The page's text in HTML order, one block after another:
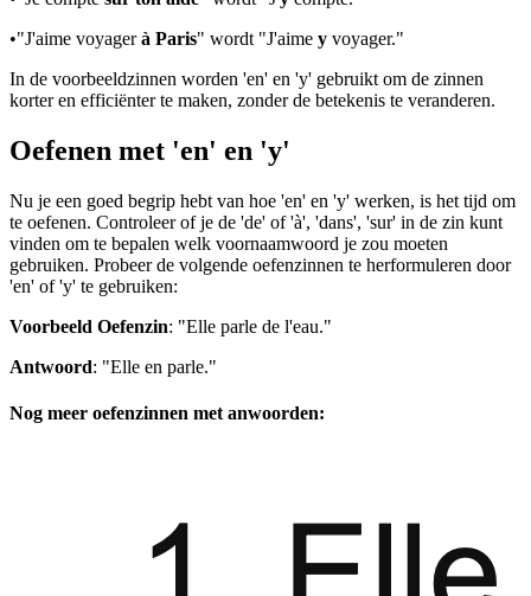
•"J'aime voyagerà Paris" wordt "J'aime y voyager."
In de voorbeeldzinnen worden 'en' en 'y' gebruikt om de zinnen
korter en efficiënter te maken, zonder de betekenis te veranderen.
Oefenen met 'en' en 'y'
Nu je een goed begrip hebt van hoe 'en' en 'y' werken, is het tijd om
te oefenen. Controleer of je de 'de' of 'à', 'dans', 'sur' in de zin kunt
vinden om te bepalen welk voornaamwoord je zou moeten
gebruiken. Probeer de volgende oefenzinnen te herformuleren door
'en' of 'y' te gebruiken:
Voorbeeld Oefenzin: "Elle parle de l'eau."
Antwoord: "Elle en parle."
Nog meer oefenzinnen met anwoorden: